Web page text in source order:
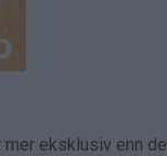
eksklusiv enn de